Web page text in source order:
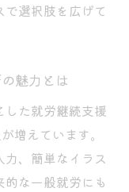
選択肢を広げて
魅力とは
た就労継続支援
増えています。
、簡単なイラス
な一般就労にも